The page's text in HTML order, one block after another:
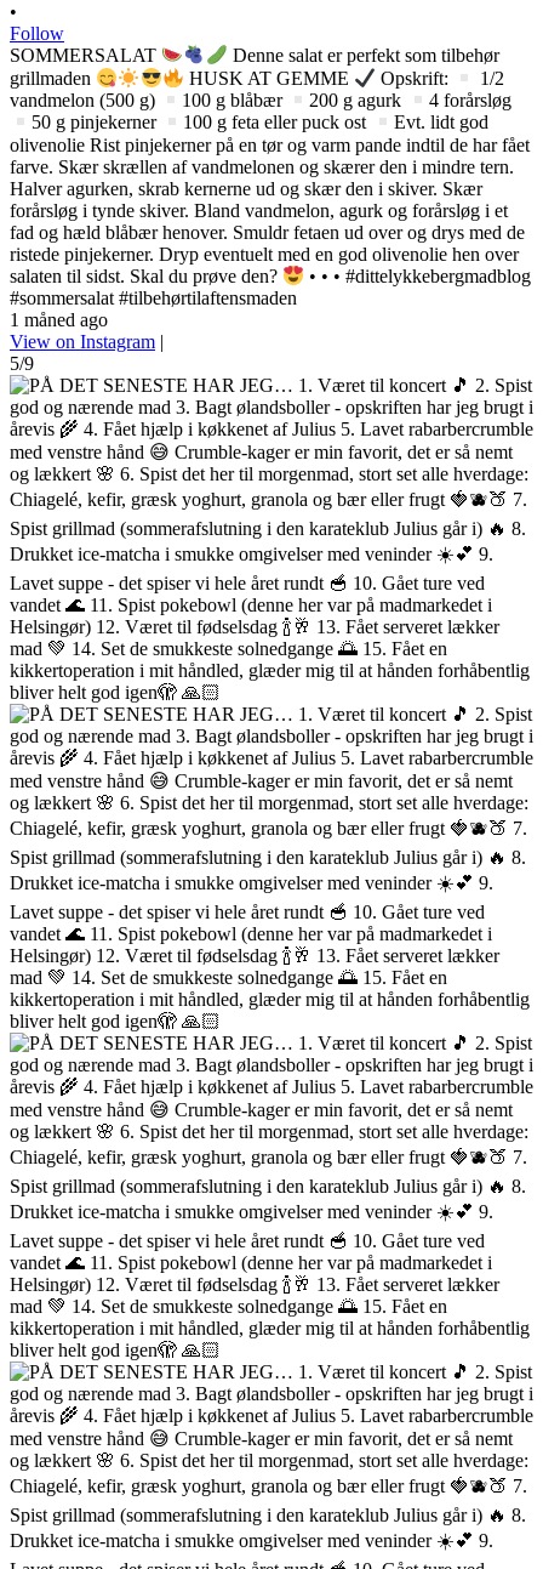
•
Follow
SOMMERSALAT
Denne salat er perfekt som tilbehør
grillmaden
HUSK AT GEMME Opskrift:
1/2
vandmelon (500 g)
100 g blåbær 200 g agurk
4 forårsløg
50 g pinjekerner
100 g feta eller puck ost
Evt. lidt god
olivenolie Rist pinjekerner på en tør og varm pande indtil de har fået
farve. Skær skrællen af vandmelonen og skærer den i mindre tern.
Halver agurken, skrab kernerne ud og skær den i skiver. Skær
forårsløg i tynde skiver. Bland vandmelon, agurk og forårsløg i et
fad og hæld blåbær henover. Smuldr fetaen ud over og drys med de
ristede pinjekerner. Dryp eventuelt med en god olivenolie hen over
salaten til sidst. Skal du prøve den?
• • • #dittelykkebergmadblog
#sommersalat #tilbehørtilaftensmaden
1 måned ago
View on Instagram |
5/9